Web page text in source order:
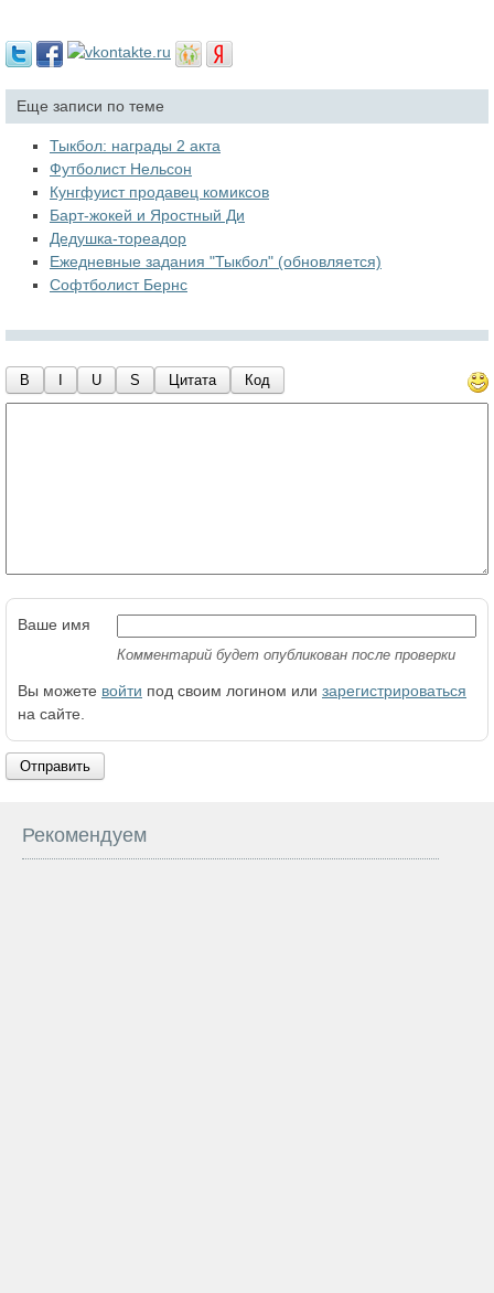
Еще записи по теме
Тыкбол: награды 2 акта
Футболист Нельсон
Кунгфуист продавец комиксов
Барт-жокей и Яростный Ди
Дедушка-тореадор
Ежедневные задания "Тыкбол" (обновляется)
Софтболист Бернс
B U S Цитата Код
Ваше имя
Комментарий будет опубликован после проверки
Вы можете войти под своим логином или зарегистрироваться
на сайте.
Отправить
Рекомендуем